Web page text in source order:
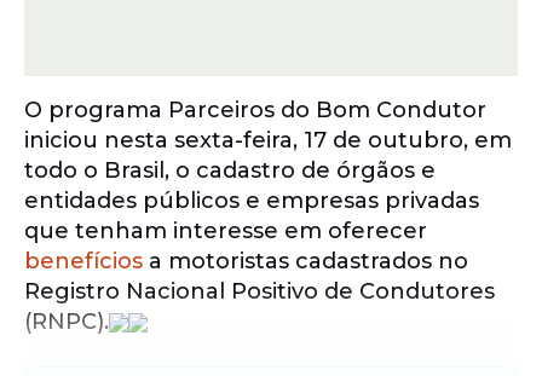
O programa Parceiros do Bom Condutor
iniciou nesta sexta-feira, 17 de outubro, em
todo o Brasil, o cadastro de órgãos e
entidades públicos e empresas privadas
que tenham interesse em oferecer
benefícios a motoristas cadastrados no
Registro Nacional Positivo de Condutores
(RNPC).